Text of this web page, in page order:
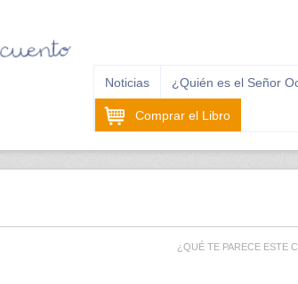
Noticias ¿Quién es el Señor
Comprar el Libro
¿QUÉ TE PARECE ESTE